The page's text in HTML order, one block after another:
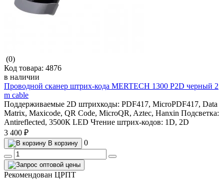
(0)
Код товара: 4876
в наличии
Проводной сканер штрих-кода MERTECH 1300 P2D черный 2
m cable
Поддерживаемые 2D штрихкоды: PDF417, MicroPDF417, Data
Matrix, Maxicode, QR Code, MicroQR, Aztec, Hanxin Подсветка:
Antireflected, 3500К LED Чтение штрих-кодов: 1D, 2D
3 400 ₽
В корзину 0
Рекомендован ЦРПТ